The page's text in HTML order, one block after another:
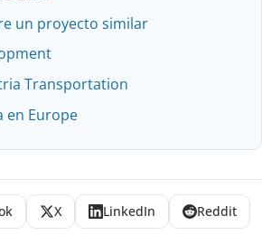
un proyecto similar
Transportation
en Europe
X LinkedIn
Reddit